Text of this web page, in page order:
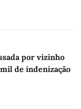
por vizinho
de indenização